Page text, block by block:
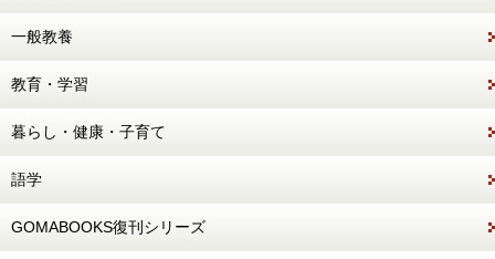
一般教養
教育・学習
暮らし・健康・子育て
語学
GOMABOOKS復刊シリーズ